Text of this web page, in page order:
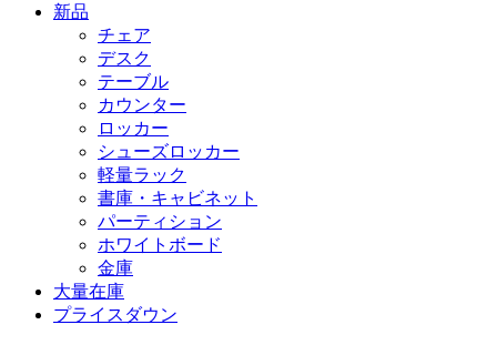
新品
チェア
デスク
テーブル
カウンター
ロッカー
シューズロッカー
軽量ラック
書庫・キャビネット
パーティション
ホワイトボード
金庫
大量在庫
プライスダウン